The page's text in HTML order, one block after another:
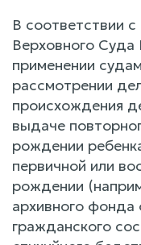
В соответствии
Верховного
применении
рассмотрении
происхождения
выдаче
рождении
первичной или
рождении
архивного фонда
гражданского